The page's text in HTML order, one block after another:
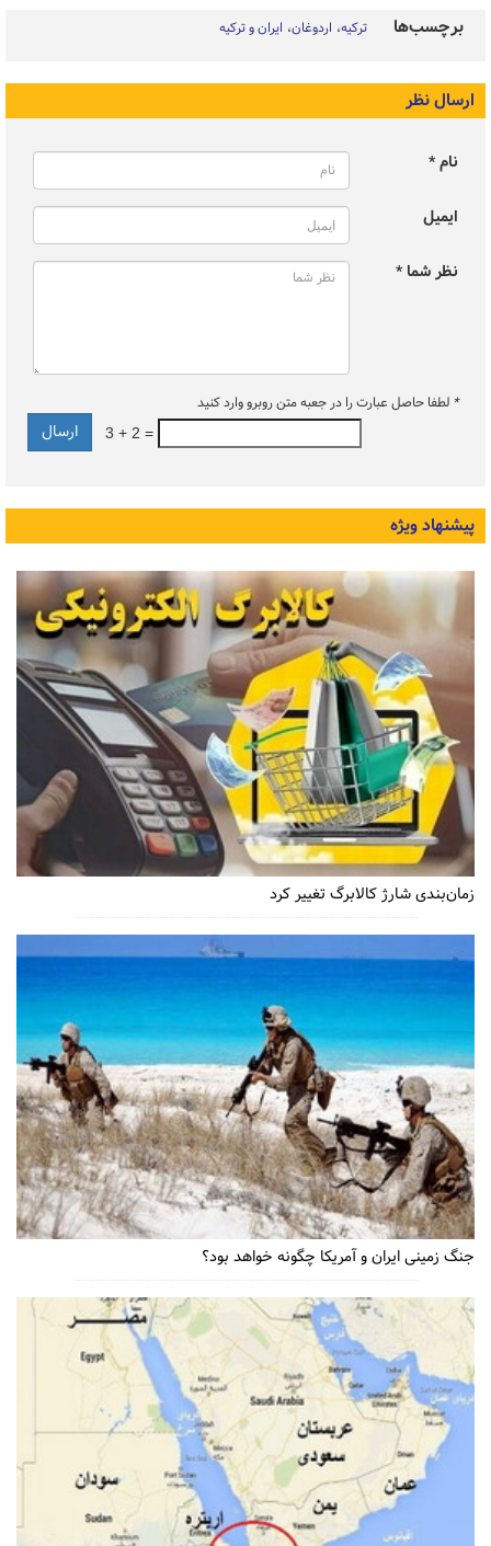
برچسب‌ها ترکیه اردوغان ایران و ترکیه
ارسال نظر
نام *
ایمیل
نظر شما *
* لطفا حاصل عبارت را در جعبه متن روبرو وارد کنید
3 + 2 =
پیشنهاد ویژه
زمان‌بندی شارژ کالابرگ تغییر کرد
جنگ زمینی ایران و آمریکا چگونه خواهد بود؟